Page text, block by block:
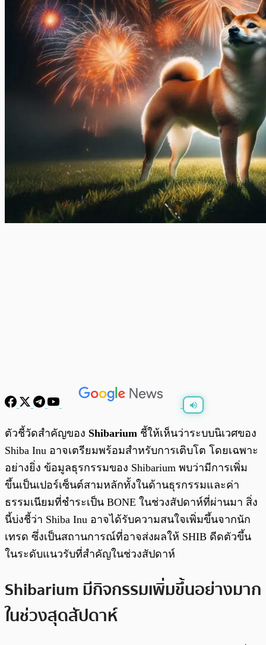
พร้อมเล่น /
ตัวชี้วัดสำคัญของ Shibarium ชี้ให้เห็นว่าระบบนิเวศของ
Shiba Inu อาจเตรียมพร้อมสำหรับการเติบโต โดยเฉพาะ
อย่างยิ่ง ข้อมูลธุรกรรมของ Shibarium พบว่ามีการเพิ่ม
ขึ้นเป็นเปอร์เซ็นต์สามหลักทั้งในด้านธุรกรรมและค่า
ธรรมเนียมที่ชำระเป็น BONE ในช่วงสัปดาห์ที่ผ่านมา สิ่ง
นี้บ่งชี้ว่า Shiba Inu อาจได้รับความสนใจเพิ่มขึ้นจากนัก
เทรด ซึ่งเป็นสถานการณ์ที่อาจส่งผลให้ SHIB ดีดตัวขึ้น
ในระดับแนวรับที่สำคัญในช่วงสัปดาห์
Shibarium มีกิจกรรมเพิ่มขึ้นอย่างมาก
ในช่วงสุดสัปดาห์